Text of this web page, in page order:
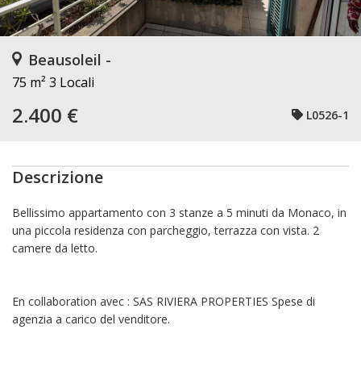
Beausoleil -
75 m² 3 Locali
2.400 € L0526-1
Descrizione
Bellissimo appartamento con 3 stanze a 5 minuti da Monaco, in
una piccola residenza con parcheggio, terrazza con vista. 2
camere da letto.
En collaboration avec : SAS RIVIERA PROPERTIES Spese di
agenzia a carico del venditore.